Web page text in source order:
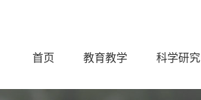
首页 教育教学 科学研究